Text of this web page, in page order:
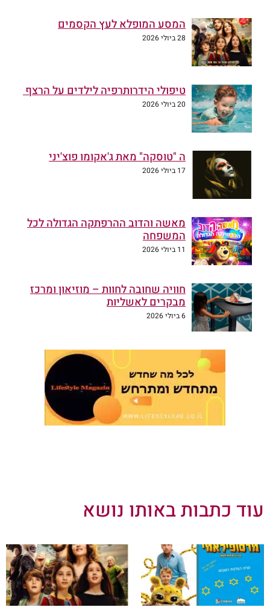
המסע המופלא לעץ הקסמים
28 ביולי 2026
טיפולי הידרותרפיה לילדים על הרצף
20 ביולי 2026
ה "טוסקה" מאת ג'אקומו פוצ'יני
17 ביולי 2026
מאשה והדוב ההרפתקה הגדולה לכל
המשפחה
11 ביולי 2026
חוויה שחובה לחוות – מוזיאון ומרכז
מבקרים לאשליות
6 ביולי 2026
עוד כתבות באותו נושא